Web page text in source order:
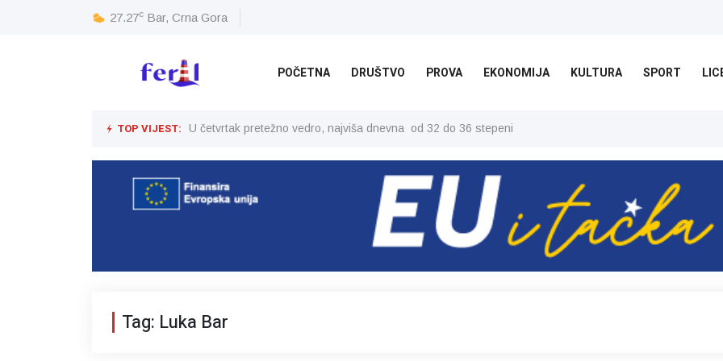
27.27c Bar, Crna Gora
POČETNA DRUŠTVO PROVA EKONOMIJA KULTURA SPORT
TOP VIJEST: U četvrtak pretežno vedro, najviša dnevna od 32 do 36 stepeni
Tag: Luka Bar